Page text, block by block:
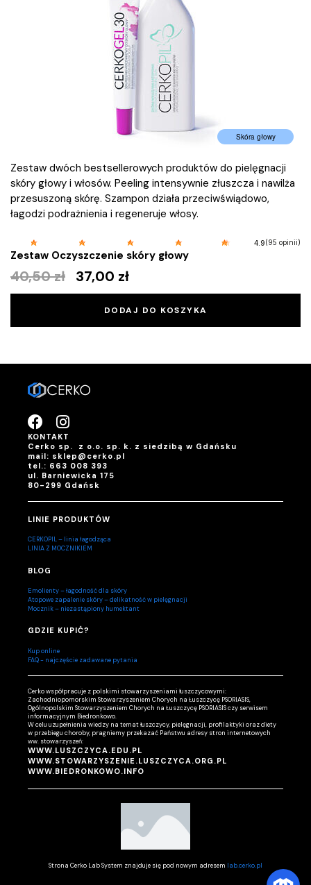
Skóra głowy
Zestaw Oczyszczenie skóry głowy
Zestaw dwóch bestsellerowych produktów do pielęgnacji
skóry głowy i włosów. Peeling intensywnie złuszcza i nawilża
przesuszoną skórę. Szampon działa przeciwświądowo,
łagodzi podrażnienia i regeneruje włosy.
40,50zł 37,00 zł
4.9(95 opinii)
DODAJ DO KOSZYKA
KONTAKT
Cerko sp. z o.o. sp. k. z siedzibą w Gdańsku
mail: sklep@cerko.pl
tel.: 663 008 393
ul. Barniewicka 175
80-299 Gdańsk
LINIE PRODUKTÓW
CERKOPIL – linia łagodząca
LINIA Z MOCZNIKIEM
BLOG
Emolienty – łagodność dla skóry
Atopowe zapalenie skóry – delikatność w pielęgnacji
Mocznik – niezastąpiony humektant
GDZIE KUPIĆ?
Kup online
FAQ - najczęście zadawane pytania
Cerko współpracuje z polskimi stowarzyszeniami łuszczycowymi:
Zachodniopomorskim Stowarzyszeniem Chorych na Łuszczycę PSORIASIS,
Ogólnopolskim Stowarzyszeniem Chorych na Łuszczycę PSORIASIS czy serwisem
informacyjnym Biedronkowo.
W celu uzupełnienia wiedzy na temat łuszczycy, pielęgnacji, profilaktyki oraz diety
w przebiegu choroby, pragniemy przekazać Państwu adresy stron internetowych
ww. stowarzyszeń:
WWW.LUSZCZYCA.EDU.PL
WWW.STOWARZYSZENIE.LUSZCZYCA.ORG.PL
WWW.BIEDRONKOWO.INFO
Strona Cerko Lab System znajduje się pod nowym adresem lab.cerko.pl